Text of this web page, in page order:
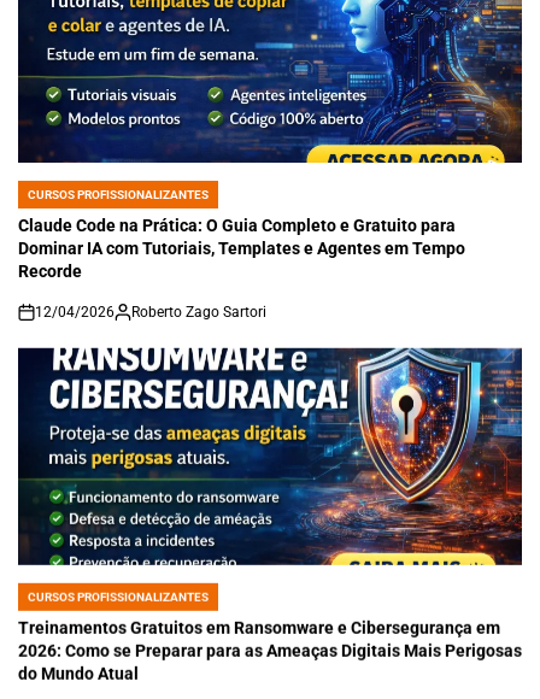
POSTED
IN
CURSOS PROFISSIONALIZANTES
Claude Code na Prática: O Guia Completo e Gratuito para
Dominar IA com Tutoriais, Templates e Agentes em Tempo
Recorde
on
12/04/2026 Roberto Zago Sartori
POSTED
IN
CURSOS PROFISSIONALIZANTES
Treinamentos Gratuitos em Ransomware e Cibersegurança em
2026: Como se Preparar para as Ameaças Digitais Mais Perigosas
do Mundo Atual